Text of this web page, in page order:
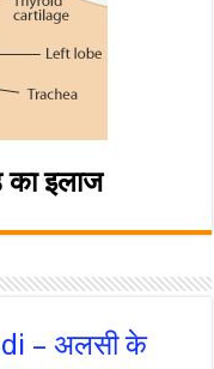
इलाज
– अलसी के